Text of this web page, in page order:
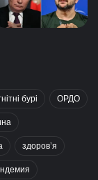
бурі ОРДО
здоров’я